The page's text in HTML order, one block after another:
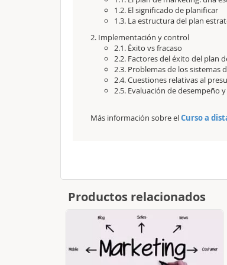
1.2. El significado de planificar
1.3. La estructura del plan
2. Implementación y control
2.1. Éxito vs fracaso
2.2. Factores del éxito del plan
2.3. Problemas de los sistemas
2.4. Cuestiones relativas al
2.5. Evaluación de desempeño
Más información sobre elCurso a
Productos relacionados